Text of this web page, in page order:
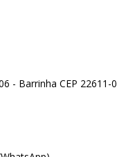
- Barrinha CEP 22611-